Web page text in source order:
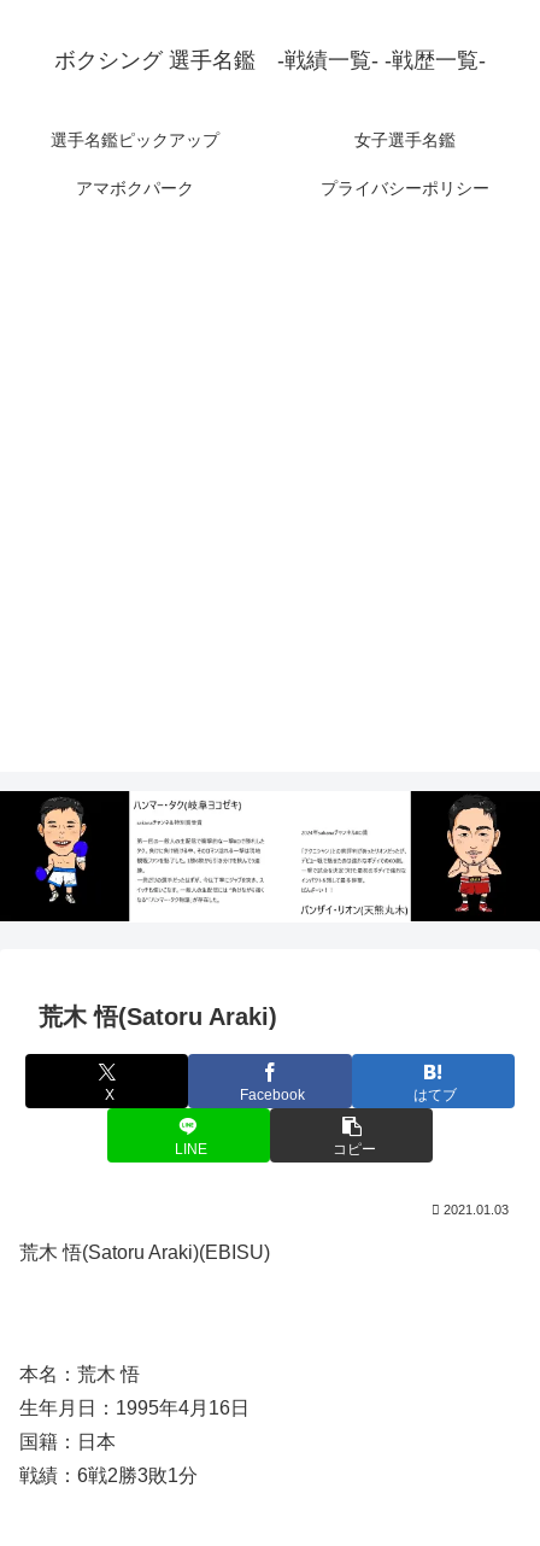
ボクシング 選手名鑑 -戦績一覧- -戦歴一覧-
選手名鑑ピックアップ 女子選手名鑑
アマボクパーク プライバシーポリシー
荒木 悟(Satoru Araki)
X Facebook はてブ
LINE コピー
2021.01.03
荒木 悟(Satoru Araki)(EBISU)
本名：荒木 悟
生年月日：1995年4月16日
国籍：日本
戦績：6戦2勝3敗1分